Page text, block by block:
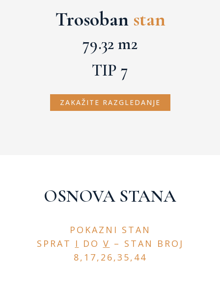
Trosoban stan
79.32 m2
TIP 7
ZAKAŽITE RAZGLEDANJE
OSNOVA STANA
POKAZNI STAN
SPRAT I DO V – STAN BROJ
8,17,26,35,44